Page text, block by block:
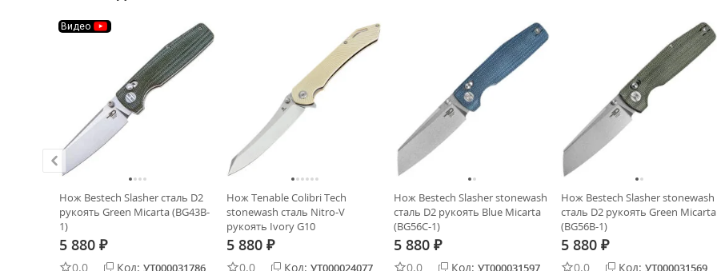
Видео
Нож Bestech Slasher сталь D2
рукоять Green Micarta (BG43B-
1)
5 880 ₽
0.0 Код: УТ000031786
Нож Tenable Colibri Tech
stonewash сталь Nitro-V
рукоять Ivory G10
5 880 ₽
0.0 Код: УТ000024077
Нож Bestech Slasher stonewash
сталь D2 рукоять Blue Micarta
(BG56C-1)
5 880 ₽
0.0 Код: УТ000031597
Нож Bestech Slasher stonewash
сталь D2 рукоять Green Micarta
(BG56B-1)
5 880 ₽
0.0 Код: УТ000031569